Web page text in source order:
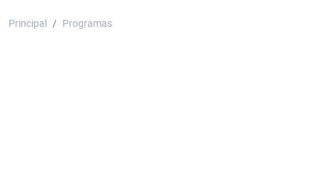
Principal Programas